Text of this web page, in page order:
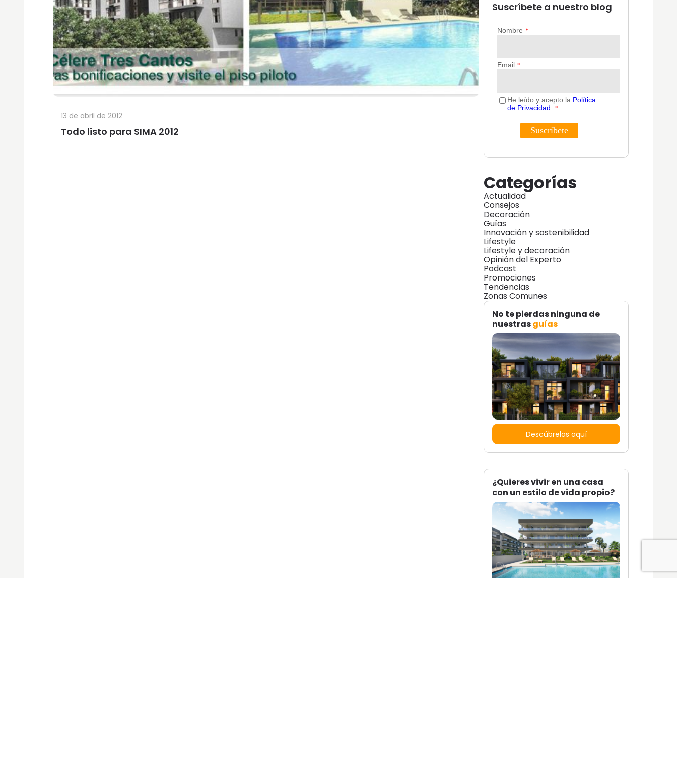
Todo listo para SIMA 2012
13 de abril de 2012
Suscríbete a nuestro blog
Categorías
Actualidad
Consejos
Decoración
Guías
Innovación y sostenibilidad
Lifestyle
Lifestyle y decoración
Opinión del Experto
Podcast
Promociones
Tendencias
Zonas Comunes
No te pierdas ninguna de
nuestrasguías
Descúbrelas aquí
¿Quieres vivir en una casa
con un estilo de vida propio?